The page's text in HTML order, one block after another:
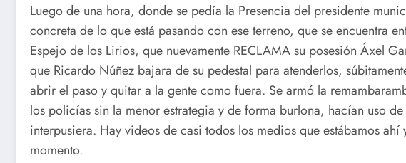
Luego de una hora, donde se pedía la Presencia del presidente
concreta de lo que está pasando con ese terreno, que se encuentra
Espejo de los Lirios, que nuevamente RECLAMA su posesión Áxel
que Ricardo Núñez bajara de su pedestal para atenderlos,
abrir el paso y quitar a la gente como fuera. Se armó la
los policías sin la menor estrategia y de forma burlona, hacían uso
interpusiera. Hay videos de casi todos los medios que estábamos
momento.